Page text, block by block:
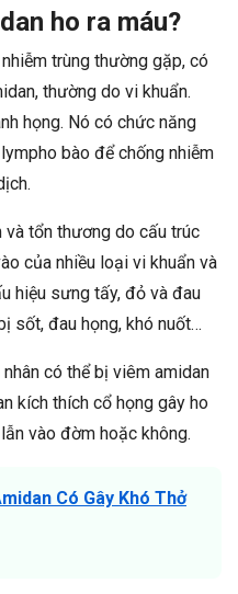
ho ra máu?
trùng thường gặp, có
thường do vi khuẩn.
họng. Nó có chức năng
bào để chống nhiễm
và tổn thương do cấu trúc
của nhiều loại vi khuẩn và
hiệu sưng tấy, đỏ và đau
sốt, đau họng, khó nuốt…
có thể bị viêm amidan
kích thích cổ họng gây ho
vào đờm hoặc không.
Có Gây Khó Thở